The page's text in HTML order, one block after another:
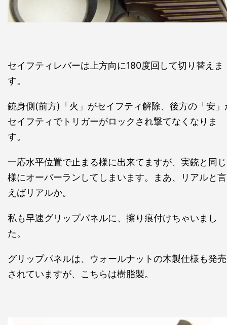
セイフティレバーは上方向に180度回して切り替えま
す。
銃身側(前方)「火」がセイフティ解除、後方の「安」
セイフティでトリガーがロックされ撃てなくなりま
す。
一応水平位置で止まる様に出来てますが、実銃と同じ
様にオーバーランしてしまいます。まあ、リアルと言
えばリアルか。
私も早速グリップパネルに、擦り痕付けちゃいまし
た。
グリップパネルは、ウォールナットの木製仕様も発売
されていますが、こちらは樹脂製。